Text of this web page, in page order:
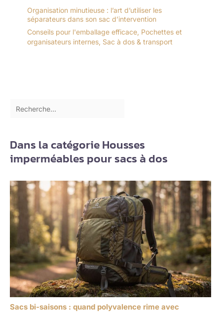
Organisation minutieuse : l’art d’utiliser les
séparateurs dans son sac d’intervention
Conseils pour l'emballage efficace, Pochettes et
organisateurs internes, Sac à dos & transport
Dans la catégorie Housses
imperméables pour sacs à dos
Sacs bi-saisons : quand polyvalence rime avec